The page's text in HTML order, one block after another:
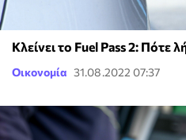
Κλείνει το Fuel Pass 2: Πότε
Οικονομία 31.08.2022 07:37